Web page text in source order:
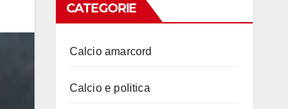
CATEGORIE
Calcio amarcord
Calcio e politica